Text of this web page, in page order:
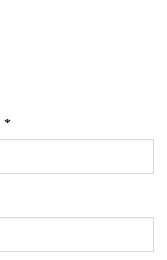
*Erforderlich